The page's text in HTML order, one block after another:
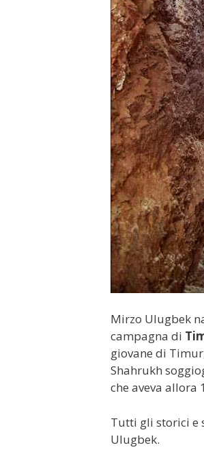
Mirzo Ulugbek
campagna di
giovane di
Shahrukh
che aveva allora
Tutti gli storici e
Ulugbek.